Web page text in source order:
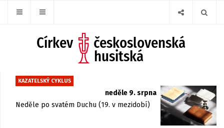
KAZATELSKÝ CYKLUS
neděle 9. srpna
Neděle po svatém Duchu (19. v mezidobí)